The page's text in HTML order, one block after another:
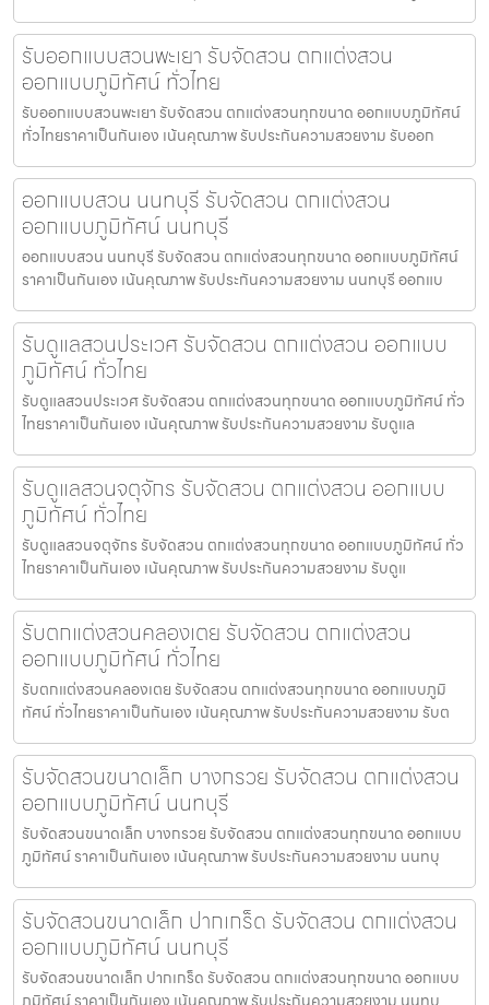
รับออกแบบสวนพะเยา รับจัดสวน ตกแต่งสวน
ออกแบบภูมิทัศน์ ทั่วไทย
รับออกแบบสวนพะเยา รับจัดสวน ตกแต่งสวนทุกขนาด ออกแบบภูมิทัศน์
ทั่วไทยราคาเป็นกันเอง เน้นคุณภาพ รับประกันความสวยงาม รับออก
ออกแบบสวน นนทบุรี รับจัดสวน ตกแต่งสวน
ออกแบบภูมิทัศน์ นนทบุรี
ออกแบบสวน นนทบุรี รับจัดสวน ตกแต่งสวนทุกขนาด ออกแบบภูมิทัศน์
ราคาเป็นกันเอง เน้นคุณภาพ รับประกันความสวยงาม นนทบุรี ออกแบ
รับดูแลสวนประเวศ รับจัดสวน ตกแต่งสวน ออกแบบ
ภูมิทัศน์ ทั่วไทย
รับดูแลสวนประเวศ รับจัดสวน ตกแต่งสวนทุกขนาด ออกแบบภูมิทัศน์ ทั่ว
ไทยราคาเป็นกันเอง เน้นคุณภาพ รับประกันความสวยงาม รับดูแล
รับดูแลสวนจตุจักร รับจัดสวน ตกแต่งสวน ออกแบบ
ภูมิทัศน์ ทั่วไทย
รับดูแลสวนจตุจักร รับจัดสวน ตกแต่งสวนทุกขนาด ออกแบบภูมิทัศน์ ทั่ว
ไทยราคาเป็นกันเอง เน้นคุณภาพ รับประกันความสวยงาม รับดูแ
รับตกแต่งสวนคลองเตย รับจัดสวน ตกแต่งสวน
ออกแบบภูมิทัศน์ ทั่วไทย
รับตกแต่งสวนคลองเตย รับจัดสวน ตกแต่งสวนทุกขนาด ออกแบบภูมิ
ทัศน์ ทั่วไทยราคาเป็นกันเอง เน้นคุณภาพ รับประกันความสวยงาม รับต
รับจัดสวนขนาดเล็ก บางกรวย รับจัดสวน ตกแต่งสวน
ออกแบบภูมิทัศน์ นนทบุรี
รับจัดสวนขนาดเล็ก บางกรวย รับจัดสวน ตกแต่งสวนทุกขนาด ออกแบบ
ภูมิทัศน์ ราคาเป็นกันเอง เน้นคุณภาพ รับประกันความสวยงาม นนทบุ
รับจัดสวนขนาดเล็ก ปากเกร็ด รับจัดสวน ตกแต่งสวน
ออกแบบภูมิทัศน์ นนทบุรี
รับจัดสวนขนาดเล็ก ปากเกร็ด รับจัดสวน ตกแต่งสวนทุกขนาด ออกแบบ